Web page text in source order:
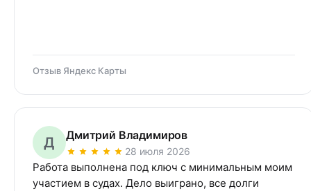
Отзыв Яндекс Карты
Д Дмитрий Владимиров
28 июля 2026
Работа выполнена под ключ с минимальным моим
участием в судах. Дело выиграно, все долги